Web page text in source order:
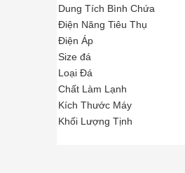
Dung Tích Bình Chứa
Điện Năng Tiêu Thụ
Điện Áp
Size đá
Loại Đá
Chất Làm Lạnh
Kích Thước Máy
Khối Lượng Tịnh